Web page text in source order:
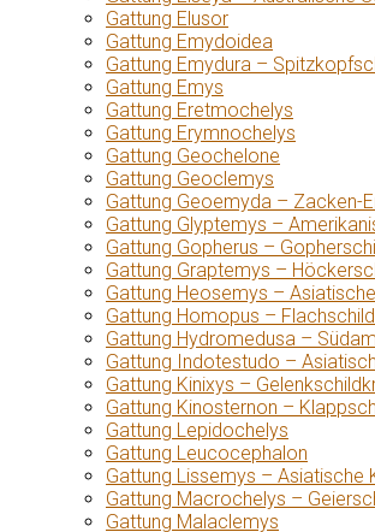
Gattung Elusor
Gattung Emydoidea
Gattung Emydura –
Gattung Emys
Gattung Eretmochelys
Gattung Erymnochelys
Gattung Geochelone
Gattung Geoclemys
Gattung Geoemyda – Zacken-
Gattung Glyptemys –
Gattung Gopherus –
Gattung Graptemys –
Gattung Heosemys –
Gattung Homopus –
Gattung Hydromedusa –
Gattung Indotestudo –
Gattung Kinixys –
Gattung Kinosternon –
Gattung Lepidochelys
Gattung Leucocephalon
Gattung Lissemys – Asiatische
Gattung Macrochelys –
Gattung Malaclemys